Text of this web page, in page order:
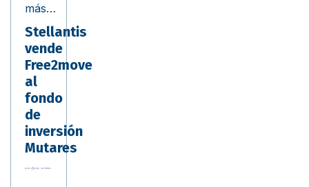
más…
Stellantis
vende
Free2move
al
fondo
de
inversión
Mutares